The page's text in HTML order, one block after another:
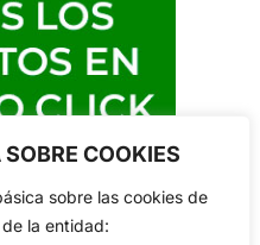
COOKIES
sobre las cookies de
la entidad: